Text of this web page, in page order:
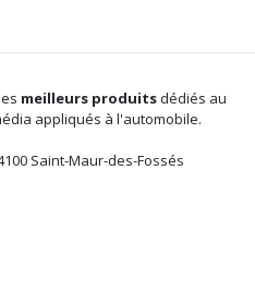
meilleurs produitsdédiés au
appliqués à l'automobile.
Saint-Maur-des-Fossés